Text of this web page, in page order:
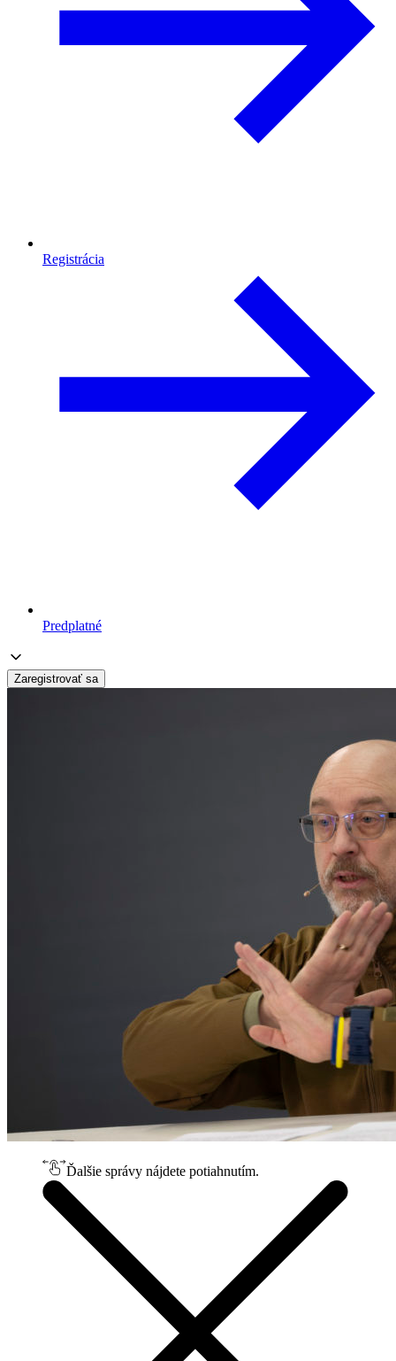
Registrácia
Predplatné
Zaregistrovať sa
Ďalšie správy nájdete potiahnutím.